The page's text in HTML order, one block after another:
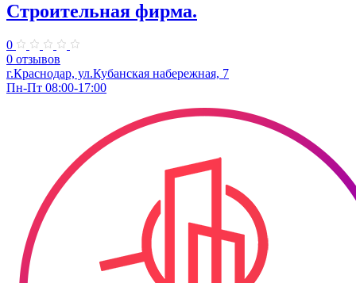
Строительная фирма.
0
0 отзывов
г.Краснодар, ул.Кубанская набережная, 7
Пн-Пт 08:00-17:00